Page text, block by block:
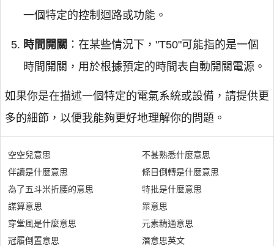
一個特定的控制迴路或功能。
時間開關 ：在某些情況下，"T50"可能指的是一個
時間開關，用於根據預定的時間表自動開關電源。
如果你是在描述一個特定的電氣系統或設備，請提供更
多的細節，以便我能夠更好地理解你的問題。
空空兒意思
伴讀是什麼意思
為了五斗米折腰的意思
謀算意思
穿堂風是什麼意思
冠履倒置意思
不甚熟悉什麼意思
條目倒轉是什麼意思
特批是什麼意思
眔意思
元素精通意思
潛意思英文